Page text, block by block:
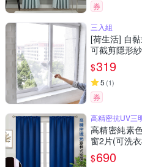
券
三入組
[荷生活] 自
可截剪隱形
$319
5 (1)
券
高精密抗UV三
高精密純素
窗2片(可洗
$690